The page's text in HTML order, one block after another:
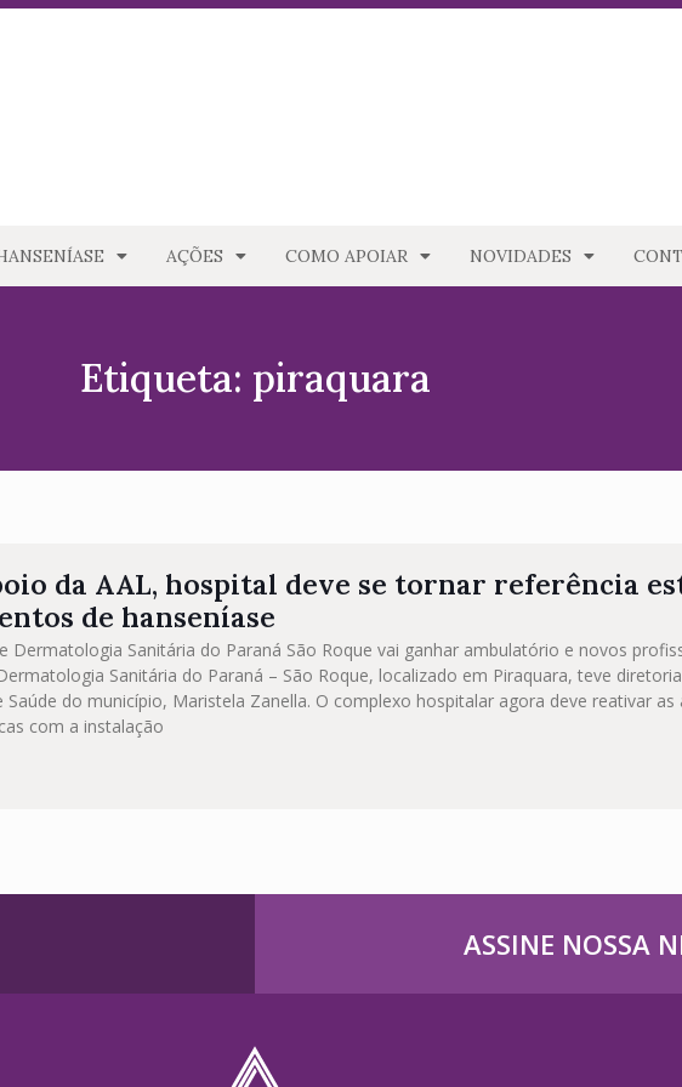
AÇÕES COMO APOIAR NOVIDADES
Etiqueta: piraquara
da AAL, hospital deve se tornar referência
de hanseníase
Dermatologia Sanitária do Paraná São Roque vai ganhar ambulatório e novos
Sanitária do Paraná – São Roque, localizado em Piraquara, teve
Saúde do município, Maristela Zanella. O complexo hospitalar agora deve reativar
com a instalação
ASSINE NOSSA